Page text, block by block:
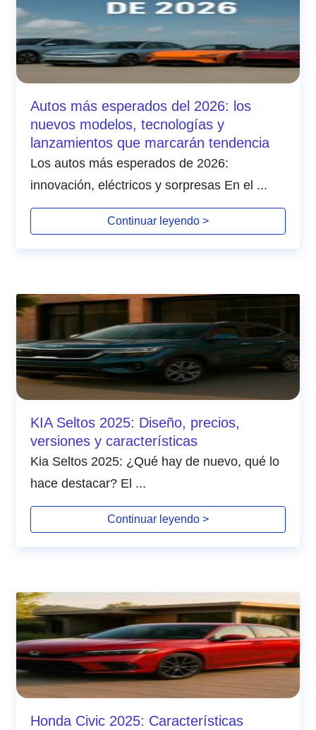
Autos más esperados del 2026: los
nuevos modelos, tecnologías y
lanzamientos que marcarán tendencia
Los autos más esperados de 2026:
innovación, eléctricos y sorpresas En el ...
Continuar leyendo >
KIA Seltos 2025: Diseño, precios,
versiones y características
Kia Seltos 2025: ¿Qué hay de nuevo, qué lo
hace destacar? El ...
Continuar leyendo >
Honda Civic 2025: Características